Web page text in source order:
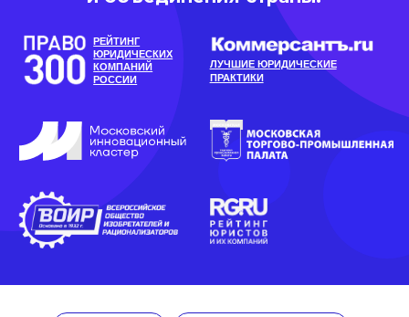
Автор Полина Пушкарева
юрист практики защиты
интеллектуальной собственности
Рейтинг материала: